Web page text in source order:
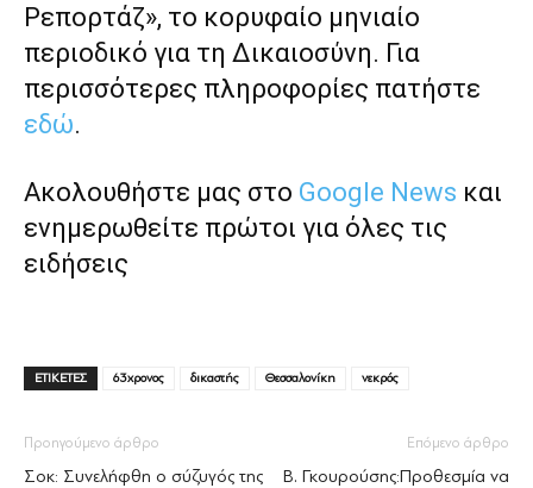
Ρεπορτάζ», το κορυφαίο μηνιαίο
περιοδικό για τη Δικαιοσύνη. Για
περισσότερες πληροφορίες πατήστε
εδώ.
Ακολουθήστε μας στο Google News και
ενημερωθείτε πρώτοι για όλες τις
ειδήσεις
ΕΤΙΚΕΤΕΣ 63χρονος δικαστής Θεσσαλονίκη νεκρός
Προηγούμενο άρθρο
Σοκ: Συνελήφθη ο σύζυγός της
Επόμενο άρθρο
Β. Γκουρούσης:Προθεσμία να